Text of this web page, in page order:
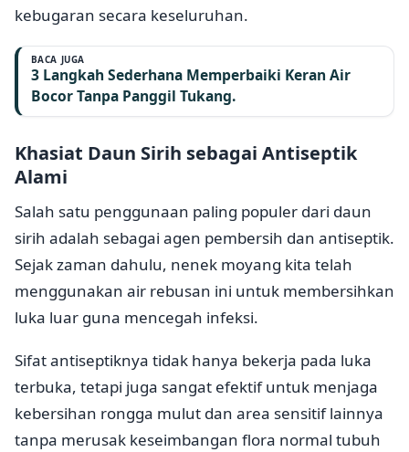
kebugaran secara keseluruhan.
BACA JUGA
3 Langkah Sederhana Memperbaiki Keran Air
Bocor Tanpa Panggil Tukang.
Khasiat Daun Sirih sebagai Antiseptik
Alami
Salah satu penggunaan paling populer dari daun
sirih adalah sebagai agen pembersih dan antiseptik.
Sejak zaman dahulu, nenek moyang kita telah
menggunakan air rebusan ini untuk membersihkan
luka luar guna mencegah infeksi.
Sifat antiseptiknya tidak hanya bekerja pada luka
terbuka, tetapi juga sangat efektif untuk menjaga
kebersihan rongga mulut dan area sensitif lainnya
tanpa merusak keseimbangan flora normal tubuh